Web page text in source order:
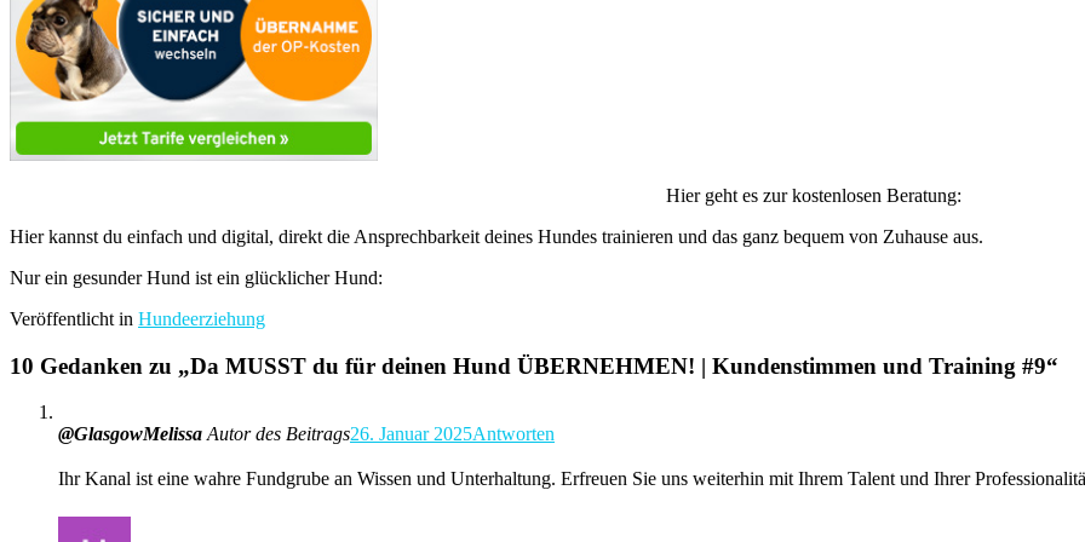
Hier geht es zur kostenlosen Beratung:
Hier kannst du einfach und digital, direkt die Ansprechbarkeit deines Hundes trainieren und das ganz bequem von Zuhause aus.
Nur ein gesunder Hund ist ein glücklicher Hund:
Veröffentlicht in Hundeerziehung
10 Gedanken zu „Da MUSST du für deinen Hund ÜBERNEHMEN! | Kundenstimmen und Training #9“
@GlasgowMelissa Autor des Beitrags26. Januar 2025Antworten
Ihr Kanal ist eine wahre Fundgrube an Wissen und Unterhaltung. Erfreuen Sie uns weiterhin mit Ihrem Talent und Ihrer